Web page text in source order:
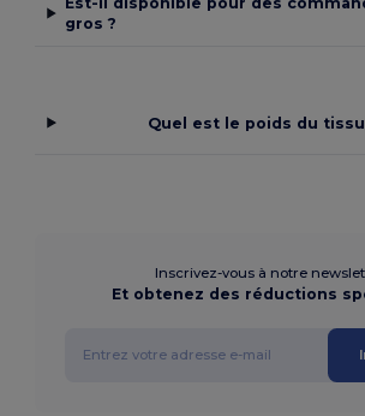
gros ?
Quel est le poids du tissu
Inscrivez-vous à notre
Et obtenez des réductions